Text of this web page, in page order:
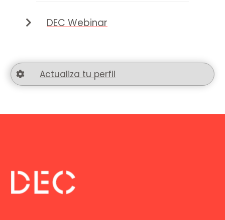
DEC Webinar
Actualiza tu perfil